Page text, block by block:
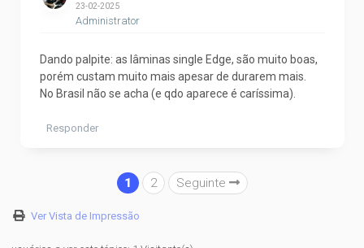
23-02-2025
Administrator
Dando palpite: as lâminas single Edge, são muito boas,
porém custam muito mais apesar de durarem mais.
No Brasil não se acha (e qdo aparece é caríssima).
Responder
1 2 Seguinte
Ver Vista de Impressão